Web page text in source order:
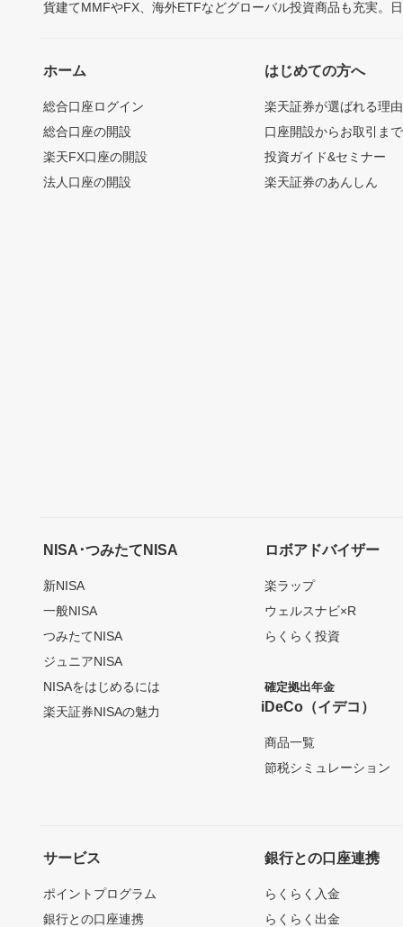
貨建てMMFやFX、海外ETFなどグローバル投資商品も充実。
ホーム
総合口座ログイン
総合口座の開設
楽天FX口座の開設
法人口座の開設
はじめての方へ
楽天証券が選ばれる理由
口座開設からお取引ま
投資ガイド&セミナー
楽天証券のあんしん
NISA･つみたてNISA
新NISA
一般NISA
つみたてNISA
ジュニアNISA
NISAをはじめるには
楽天証券NISAの魅力
ロボアドバイザー
楽ラップ
ウェルスナビ×R
らくらく投資
確定拠出年金
iDeCo（イデコ）
商品一覧
節税シミュレーション
サービス
ポイントプログラム
銀行との口座連携
銀行との口座連携
らくらく入金
らくらく出金